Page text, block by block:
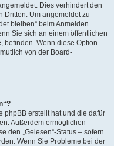
Dies verhindert den
Dritten. Um angemeldet zu
bleiben“ beim Anmelden
Sie sich an einem öffentlichen
befinden. Wenn diese Option
von der Board-
phpBB erstellt hat und die dafür
Außerdem ermöglichen
den „Gelesen“-Status – sofern
Wenn Sie Probleme bei der